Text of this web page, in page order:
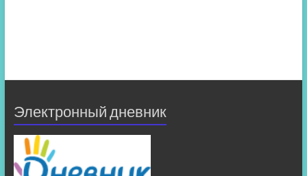
Электронный дневник